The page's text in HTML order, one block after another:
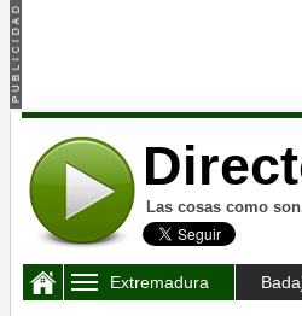
Las cosas como
Extremadura